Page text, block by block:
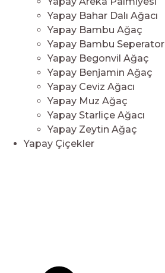
Yapay Bahar Dalı Ağacı
Yapay Bambu Ağaç
Yapay Bambu Seperator
Yapay Begonvil Ağaç
Yapay Benjamin Ağaç
Yapay Ceviz Ağacı
Yapay Muz Ağaç
Yapay Starliçe Ağacı
Yapay Zeytin Ağaç
Yapay Çiçekler